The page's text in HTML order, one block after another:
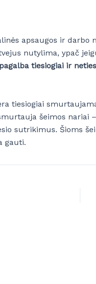
apsaugos ir
nutylima, ypač
tiesiogiai ir
tiesiogiai
šeimos nariai
sutrikimus. Šioms
gauti.